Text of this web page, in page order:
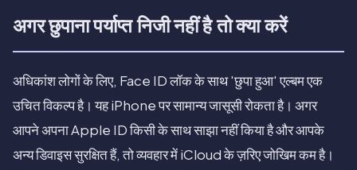
अगर छुपाना पर्याप्त निजी नहीं है तो क्या करें
अधिकांश लोगों के लिए, Face ID लॉक के साथ 'छुपा हुआ' एल्बम एक
उचित विकल्प है। यह iPhone पर सामान्य जासूसी रोकता है। अगर
आपने अपना Apple ID किसी के साथ साझा नहीं किया है और आपके
अन्य डिवाइस सुरक्षित हैं, तो व्यवहार में iCloud के ज़रिए जोखिम कम है।